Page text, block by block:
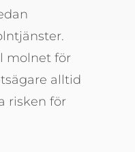
molnet för
alltid
risken för